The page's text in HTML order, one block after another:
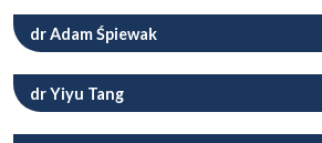
dr Adam Śpiewak
dr Yiyu Tang